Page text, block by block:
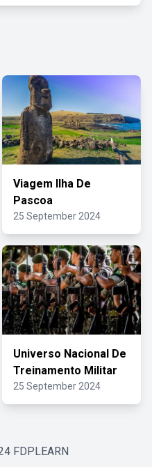
Viagem Ilha De
Pascoa
25 September 2024
Universo Nacional De
Treinamento Militar
25 September 2024
FDPLEARN